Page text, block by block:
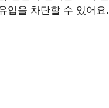
입을 차단할 수 있어요.